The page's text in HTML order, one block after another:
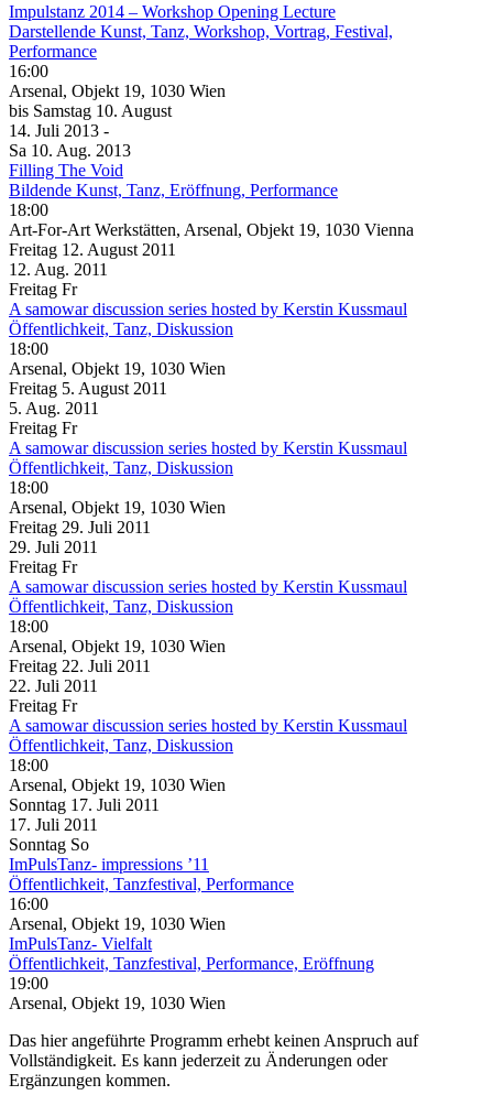
Impulstanz 2014 – Workshop Opening Lecture
Darstellende Kunst, Tanz, Workshop, Vortrag, Festival,
Performance
16:00
Arsenal, Objekt 19, 1030 Wien
bis Samstag 10. August
14. Juli 2013 -
Sa 10. Aug. 2013
Filling The Void
Bildende Kunst, Tanz, Eröffnung, Performance
18:00
Art-For-Art Werkstätten, Arsenal, Objekt 19, 1030 Vienna
Freitag 12. August 2011
12. Aug. 2011
Freitag Fr
A samowar discussion series hosted by Kerstin Kussmaul
Öffentlichkeit, Tanz, Diskussion
18:00
Arsenal, Objekt 19, 1030 Wien
Freitag 5. August 2011
5. Aug. 2011
Freitag Fr
A samowar discussion series hosted by Kerstin Kussmaul
Öffentlichkeit, Tanz, Diskussion
18:00
Arsenal, Objekt 19, 1030 Wien
Freitag 29. Juli 2011
29. Juli 2011
Freitag Fr
A samowar discussion series hosted by Kerstin Kussmaul
Öffentlichkeit, Tanz, Diskussion
18:00
Arsenal, Objekt 19, 1030 Wien
Freitag 22. Juli 2011
22. Juli 2011
Freitag Fr
A samowar discussion series hosted by Kerstin Kussmaul
Öffentlichkeit, Tanz, Diskussion
18:00
Arsenal, Objekt 19, 1030 Wien
Sonntag 17. Juli 2011
17. Juli 2011
Sonntag So
ImPulsTanz- impressions ’11
Öffentlichkeit, Tanzfestival, Performance
16:00
Arsenal, Objekt 19, 1030 Wien
ImPulsTanz- Vielfalt
Öffentlichkeit, Tanzfestival, Performance, Eröffnung
19:00
Arsenal, Objekt 19, 1030 Wien
Das hier angeführte Programm erhebt keinen Anspruch auf
Vollständigkeit. Es kann jederzeit zu Änderungen oder
Ergänzungen kommen.